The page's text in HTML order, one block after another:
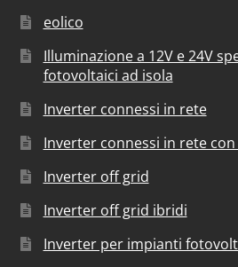
eolico
Illuminazione a 12V e 24V
fotovoltaici ad isola
Inverter connessi in rete
Inverter connessi in rete
Inverter off grid
Inverter off grid ibridi
Inverter per impianti